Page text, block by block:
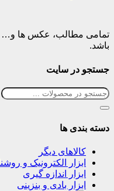
تمامی مطالب، عکس ها و…
باشد.
جستجو در سایت
دسته بندی ها
کالاهای دیگر
ابزار الکترونیک و
ابزار اندازه گیری
ابزار بادی و بنزینی